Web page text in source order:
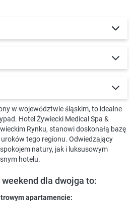
w województwie śląskim, to idealne
Hotel Żywiecki Medical Spa &
Rynku, stanowi doskonałą bazę
tego regionu. Odwiedzający
natury, jak i luksusowym
hotelu.
dla dwojga to:
apartamencie: